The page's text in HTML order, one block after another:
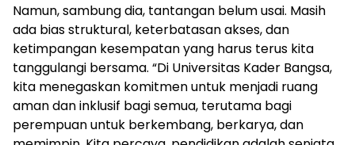
Namun, sambung dia, tantangan belum usai. Masih
ada bias struktural, keterbatasan akses, dan
ketimpangan kesempatan yang harus terus kita
tanggulangi bersama. “Di Universitas Kader Bangsa,
kita menegaskan komitmen untuk menjadi ruang
aman dan inklusif bagi semua, terutama bagi
perempuan untuk berkembang, berkarya, dan